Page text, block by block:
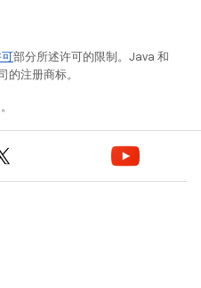
部分所述许可的限制。Java 和
注册商标。